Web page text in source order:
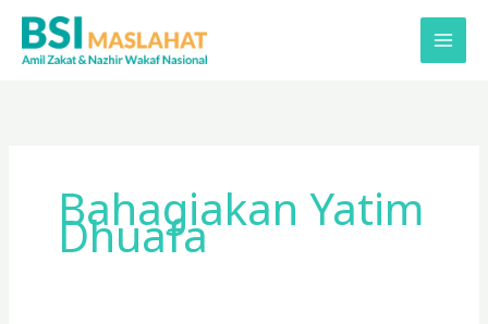
Lewati
konten
Bahagiakan Yatim
Dhuafa